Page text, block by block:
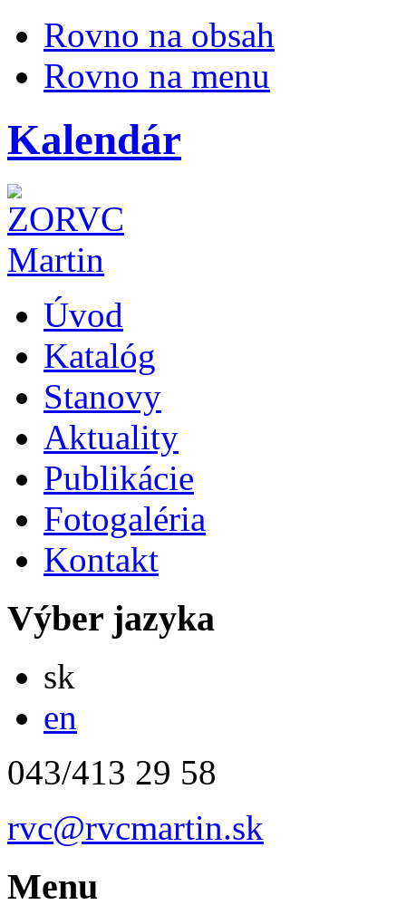
Rovno na obsah
Rovno na menu
Kalendár
Úvod
Katalóg
Stanovy
Aktuality
Publikácie
Fotogaléria
Kontakt
Výber jazyka
sk
en
043/413 29 58
rvc@rvcmartin.sk
Menu